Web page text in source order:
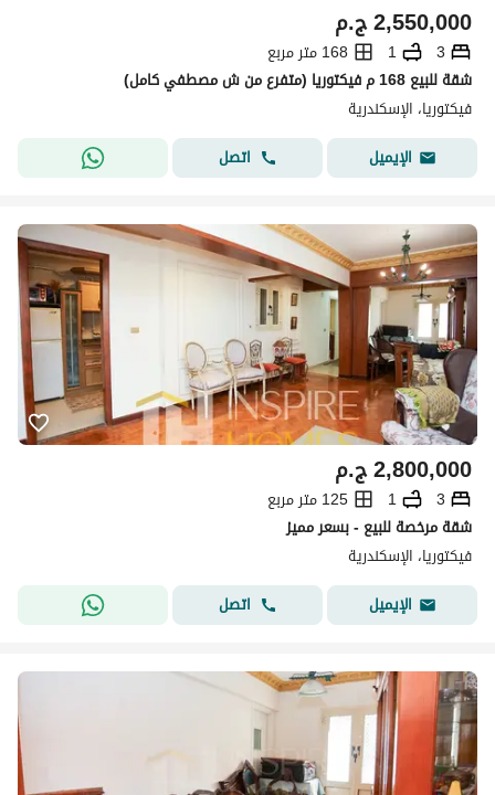
ج.م2,550,000
3
1
168 متر مربع
شقة للبيع 168 م فيكتوريا (متفرع من ش مصطفي كامل)
فيكتوريا، الإسكندرية
الإيميل
اتصل
ج.م2,800,000
3
1
125 متر مربع
شقة مرخصة للبيع - بسعر مميز
فيكتوريا، الإسكندرية
الإيميل
اتصل